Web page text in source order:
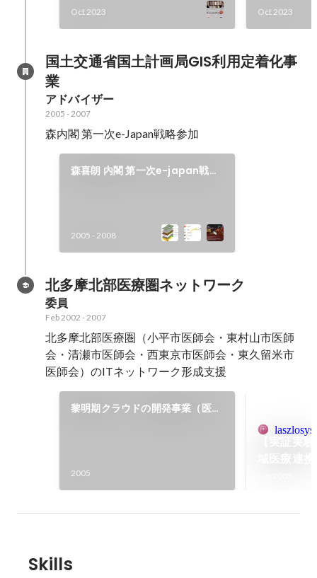
Oct 2023 Oct 2023
国土交通省国土計画局GIS利用定着化事
業
アドバイザー
2005 -2007
森内閣 第一次e-Japan戦略参加
森喜朗 内閣 第一次e-japan戦略
2005 -2008
北多摩北部医療圏ネットワーク
委員
Feb 2002 -2007
北多摩北部医療圏（小平市医師会・東村山市医師
会・清瀬市医師会・西東京市医師会・東久留米市
医師会）のITネットワーク形成支援
黎明期クラウドの開発事業（医療
2005
Skills